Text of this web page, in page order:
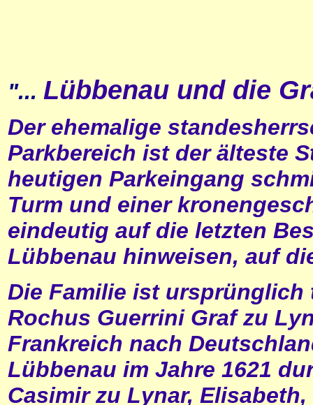
"... Lübbenau und die
Der ehemalige
Parkbereich ist der älteste
heutigen Parkeingang
Turm und einer
eindeutig auf die letzten
Lübbenau hinweisen, auf
Die Familie ist ursprünglich
Rochus Guerrini Graf zu
Frankreich nach
Lübbenau im Jahre 1621
Casimir zu Lynar,